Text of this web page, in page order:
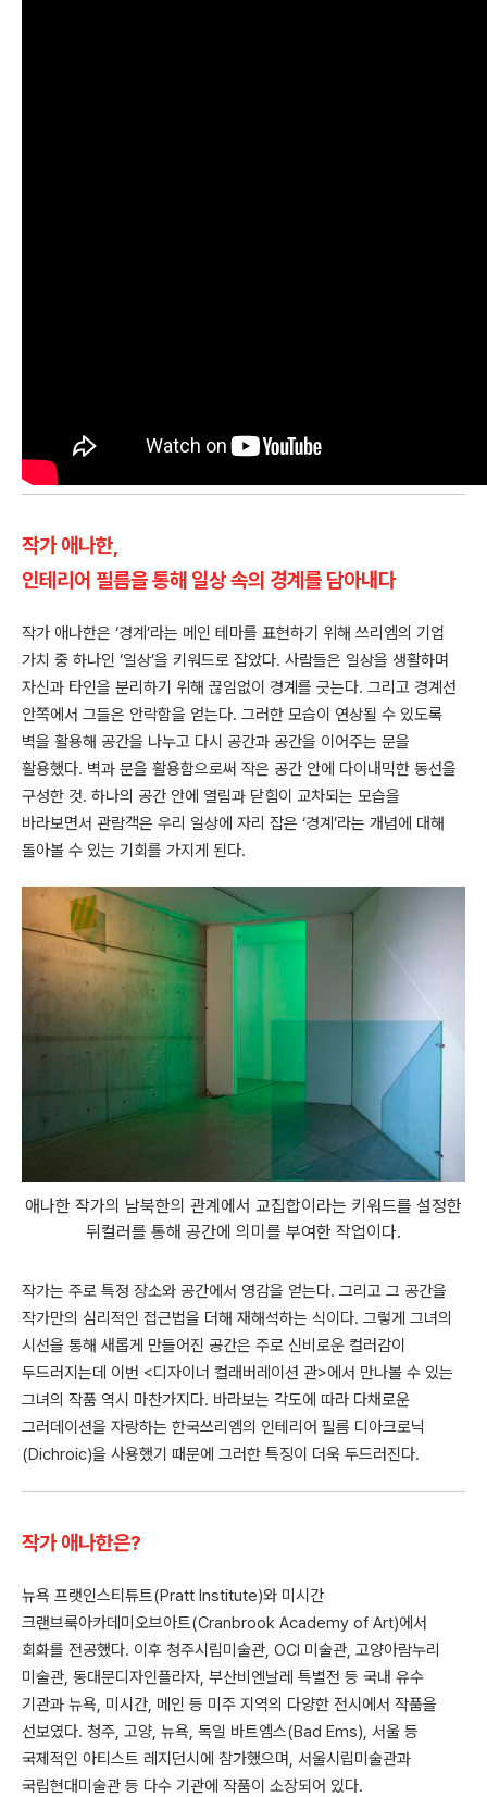
작가 애나한,
인테리어 필름을 통해 일상 속의 경계를 담아내다
작가 애나한은 ‘경계’라는 메인 테마를 표현하기 위해 쓰리엠의 기업
가치 중 하나인 ‘일상’을 키워드로 잡았다. 사람들은 일상을 생활하며
자신과 타인을 분리하기 위해 끊임없이 경계를 긋는다. 그리고 경계선
안쪽에서 그들은 안락함을 얻는다. 그러한 모습이 연상될 수 있도록
벽을 활용해 공간을 나누고 다시 공간과 공간을 이어주는 문을
활용했다. 벽과 문을 활용함으로써 작은 공간 안에 다이내믹한 동선을
구성한 것. 하나의 공간 안에 열림과 닫힘이 교차되는 모습을
바라보면서 관람객은 우리 일상에 자리 잡은 ‘경계’라는 개념에 대해
돌아볼 수 있는 기회를 가지게 된다.
애나한 작가의 남북한의 관계에서 교집합이라는 키워드를 설정한
뒤컬러를 통해 공간에 의미를 부여한 작업이다.
작가는 주로 특정 장소와 공간에서 영감을 얻는다. 그리고 그 공간을
작가만의 심리적인 접근법을 더해 재해석하는 식이다. 그렇게 그녀의
시선을 통해 새롭게 만들어진 공간은 주로 신비로운 컬러감이
두드러지는데 이번 <디자이너 컬래버레이션 관>에서 만나볼 수 있는
그녀의 작품 역시 마찬가지다. 바라보는 각도에 따라 다채로운
그러데이션을 자랑하는 한국쓰리엠의 인테리어 필름 디아크로닉
(Dichroic)을 사용했기 때문에 그러한 특징이 더욱 두드러진다.
작가 애나한은?
뉴욕 프랫인스티튜트(Pratt Institute)와 미시간
크랜브룩아카데미오브아트(Cranbrook Academy of Art)에서
회화를 전공했다. 이후 청주시립미술관, OCI 미술관, 고양아람누리
미술관, 동대문디자인플라자, 부산비엔날레 특별전 등 국내 유수
기관과 뉴욕, 미시간, 메인 등 미주 지역의 다양한 전시에서 작품을
선보였다. 청주, 고양, 뉴욕, 독일 바트엠스(Bad Ems), 서울 등
국제적인 아티스트 레지던시에 참가했으며, 서울시립미술관과
국립현대미술관 등 다수 기관에 작품이 소장되어 있다.